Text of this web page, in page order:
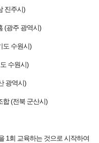
진주시)
(광주 광역시)
도 수원시)
수원시)
광역시)
합 (전북 군산시)
1회 교육하는 것으로 시작하여